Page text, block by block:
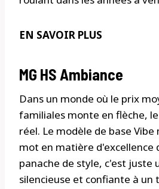
EN SAVOIR PLUS
MG HS Ambiance
Dans un monde où le prix
familiales monte en flèche,
réel. Le modèle de base
mot en matière d'excellence
panache de style, c'est juste
silencieuse et confiante à un